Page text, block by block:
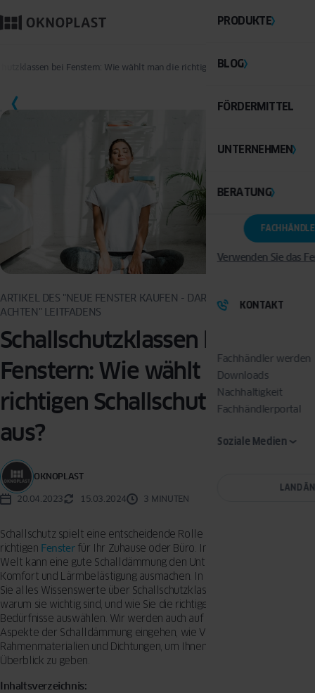
PRODUKTE
BLOG
FÖRDERMITTEL
UNTERNEHMEN
BERATUNG
Verwenden Sie das
KONTAKT
Fachhändler werden
Downloads
Nachhaltigkeit
Fachhändlerportal
Soziale Medien
LAND
bei Fenstern: Wie wählt man die richtigen Schallschutzfenster aus?
SPEICHERN
ARTIKEL DES "NEUE FENSTER KAUFEN - DARAUF SOLLTEN SIE
ACHTEN" LEITFADENS
Schallschutzklassen bei
Fenstern: Wie wählt man die
richtigen Schallschutzfenster
aus?
OKNOPLAST
20.04.2023 15.03.2024 3 MINUTEN
Schallschutz spielt eine entscheidende Rolle bei der Auswahl der
richtigen Fensterfür Ihr Zuhause oder Büro. In einer immer lauteren
Welt kann eine gute Schalldämmung den Unterschied zwischen
Komfort und Lärmbelästigung ausmachen. In diesem Artikel erfahren
Sie alles Wissenswerte über Schallschutzklassen bei
warum sie wichtig sind, und wie Sie die richtige Klasse für Ihre
Bedürfnisse auswählen. Wir werden auch auf die verschiedenen
Aspekte der Schalldämmung eingehen, wie Verglasung,
Rahmenmaterialien und Dichtungen, um Ihnen einen umfassenden
Überblick zu geben.
Inhaltsverzeichnis: